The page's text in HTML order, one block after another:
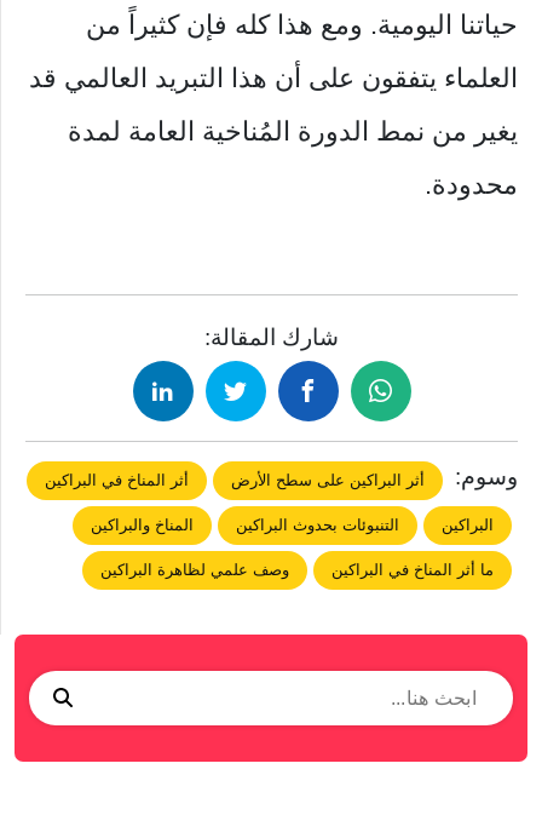
حياتنا اليومية. ومع هذا كله فإن كثيراً من
العلماء يتفقون على أن هذا التبريد العالمي قد
يغير من نمط الدورة المُناخية العامة لمدة
محدودة.
شارك المقالة:
وسوم: أثر البراكين على سطح الأرض أثر المناخ في البراكين
البراكين التنبوئات بحدوث البراكين المناخ والبراكين
ما أثر المناخ في البراكين وصف علمي لظاهرة البراكين